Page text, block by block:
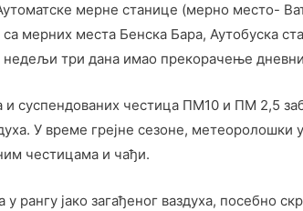
мерне станице (мерно место-
мерних места Бенска Бара, Аутобуска
недељи три дана имао прекорачење
и суспендованих честица ПM10 и ПМ 2,5
У време грејне сезоне,
честицама и чађи.
у рангу јако загађеног ваздуха,